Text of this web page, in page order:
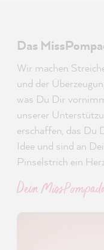
Das
Wir machen
und der
was Du Dir
unserer
erschaffen, das Du
Idee und sind an
Pinselstrich ein
Dein